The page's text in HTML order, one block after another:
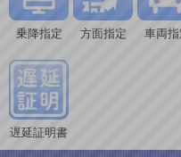
乗降指定 方面指定 車両指
遅延証明書